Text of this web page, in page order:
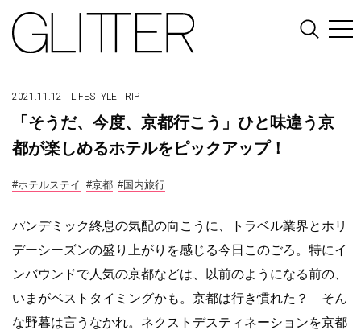
2021.11.12 LIFESTYLETRIP
「そうだ、今度、京都行こう」ひと味違う京
都が楽しめるホテルをピックアップ！
#ホテルステイ #京都 #国内旅行
パンデミック終息の気配の向こうに、トラベル業界とホリ
デーシーズンの盛り上がりを感じる今日このごろ。特にイ
ンバウンドで人気の京都などは、以前のようになる前の、
いまがベストタイミングかも。京都は行き慣れた？ そん
な野暮は言うなかれ。ネクストデスティネーションを京都